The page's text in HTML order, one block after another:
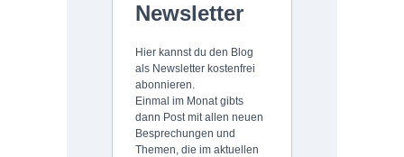
Newsletter
Hier kannst du den Blog
als Newsletter kostenfrei
abonnieren.
Einmal im Monat gibts
dann Post mit allen neuen
Besprechungen und
Themen, die im aktuellen